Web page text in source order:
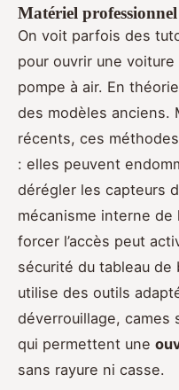
Matériel
On voit parfois des
pour ouvrir une
pompe à air. En
des modèles anciens.
récents, ces
: elles peuvent
dérégler les capteurs
mécanisme interne
forcer l’accès peut
sécurité du tableau
utilise des outils
déverrouillage, cames
qui permettent une
sans rayure ni casse.